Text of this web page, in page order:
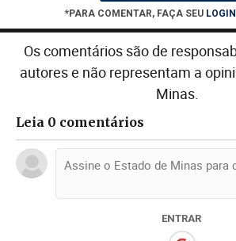
*PARA COMENTAR, FAÇA SEU LOGIN
Os comentários são de
autores e não representam a
Minas.
Leia 0 comentários
ENTRAR